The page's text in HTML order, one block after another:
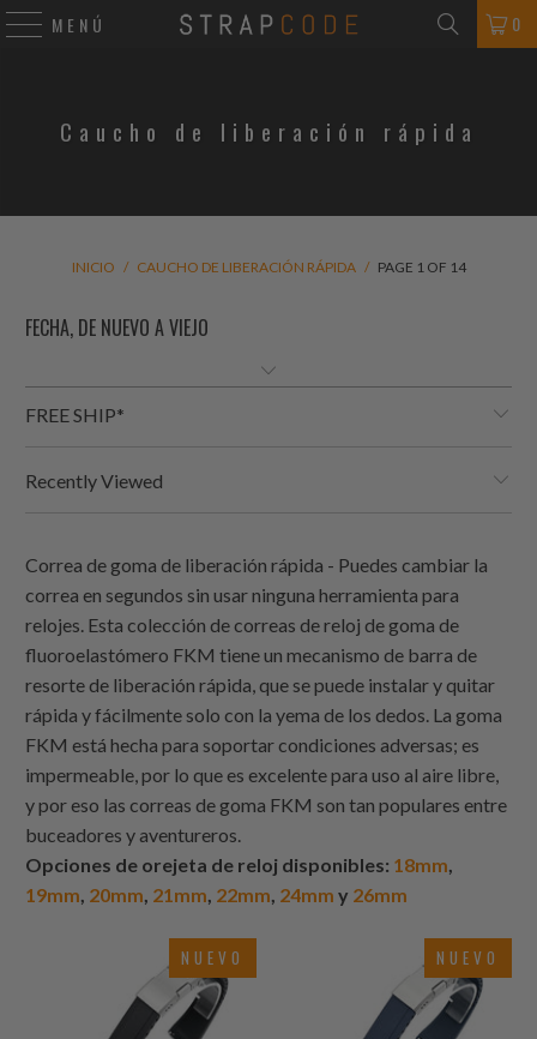
MENÚ 0
Caucho de liberación rápida
INICIO / CAUCHO DE LIBERACIÓN RÁPIDA / PAGE 1 OF 14
FREE SHIP*
Recently Viewed
Correa de goma de liberación rápida - Puedes cambiar la
correa en segundos sin usar ninguna herramienta para
relojes. Esta colección de correas de reloj de goma de
fluoroelastómero FKM tiene un mecanismo de barra de
resorte de liberación rápida, que se puede instalar y quitar
rápida y fácilmente solo con la yema de los dedos. La goma
FKM está hecha para soportar condiciones adversas; es
impermeable, por lo que es excelente para uso al aire libre,
y por eso las correas de goma FKM son tan populares entre
buceadores y aventureros.
Opciones de orejeta de reloj disponibles: 18mm,
19mm, 20mm, 21mm, 22mm, 24mm y 26mm
NUEVO NUEVO